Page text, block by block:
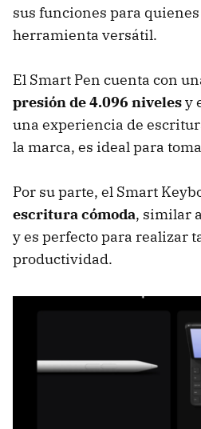
sus funciones para
herramienta versátil.
El Smart Pen cuenta con
presión de 4.096 nivelesy
una experiencia de
la marca, es ideal para
Por su parte, el Smart
escritura cómoda, similar
y es perfecto para realizar
productividad.